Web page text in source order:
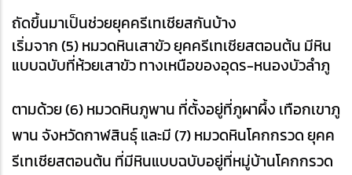
ถัดขึ้นมาเป็นช่วยยุคครีเทเชียสกันบ้าง
เริ่มจาก (5) หมวดหินเสาขัว ยุคครีเทเชียสตอนต้น มีหิน
แบบฉบับที่ห้วยเสาขัว ทางเหนือของอุดร-หนองบัวลำภู
ตามด้วย (6) หมวดหินภูพาน ที่ตั้งอยู่ที่ภูผาผึ้ง เทือกเขาภู
พาน จังหวัดกาฬสินธุ์ และมี (7) หมวดหินโคกกรวด ยุคค
รีเทเชียสตอนต้น ที่มีหินแบบฉบับอยู่ที่หมู่บ้านโคกกรวด